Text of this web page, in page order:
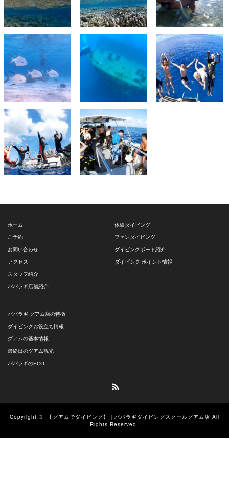
ホーム
ご予約
お問い合わせ
アクセス
スタッフ紹介
パパラギ店舗紹介
体験ダイビング
ファンダイビング
ダイビングボート紹介
ダイビング ポイント情報
パパラギ グアム店の特徴
ダイビングお役立ち情報
グアムの基本情報
最終日のグアム観光
パパラギのECO
Copyright © 【グアムでダイビング】｜パパラギダイビングスクールグアム店 All
Rights Reserved.